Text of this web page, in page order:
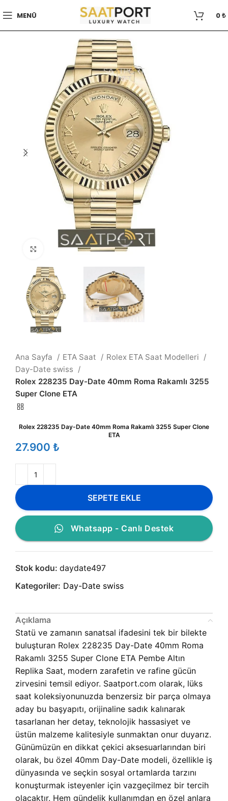
MENÜ 0₺
Büyütmek için tıklayın
Ana Sayfa ETA Saat
Rolex ETA Saat Modelleri
Day-Date swiss
Rolex 228235 Day-Date 40mm Roma Rakamlı 3255
Super Clone ETA
Rolex 228235 Day-Date 40mm Roma Rakamlı 3255 Super Clone
ETA
₺
SEPETE EKLE
Whatsapp - Canlı Destek
Stok kodu: daydate497
Kategoriler: Day-Date swiss
Açıklama
Statü ve zamanın sanatsal ifadesini tek bir bilekte
buluşturan Rolex 228235 Day-Date 40mm Roma
Rakamlı 3255 Super Clone ETA Pembe Altın
Replika Saat, modern zarafetin ve rafine gücün
zirvesini temsil ediyor. Saatport.com olarak, lüks
saat koleksiyonunuzda benzersiz bir parça olmaya
aday bu başyapıtı, orijinaline sadık kalınarak
tasarlanan her detay, teknolojik hassasiyet ve
üstün malzeme kalitesiyle sunmaktan onur duyarız.
Günümüzün en dikkat çekici aksesuarlarından biri
olarak, bu özel 40mm Day-Date modeli, özellikle iş
dünyasında ve seçkin sosyal ortamlarda tarzını
konuşturmak isteyenler için vazgeçilmez bir tercih
olacaktır. Hem gündelik kullanımdan en özel anlara